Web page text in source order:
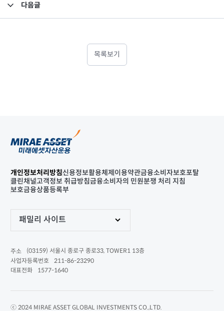
다음글
목록보기
개인정보처리방침신용정보활용체제 이용약관금융소비자보호포탈
클린채널고객정보 취급방침금융소비자의 민원분쟁 처리 지침
보호금융상품등록부
패밀리 사이트
주소
(03159) 서울시 종로구 종로33, TOWER1 13층
사업자등록번호
211-86-23290
대표전화
1577-1640
ⓒ 2024 MIRAE ASSET GLOBAL INVESTMENTS CO.,LTD.